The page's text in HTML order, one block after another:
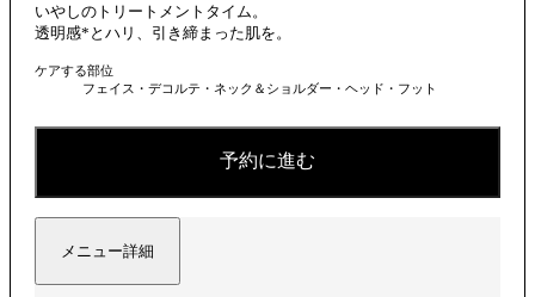
いやしのトリートメントタイム。
透明感*とハリ、引き締まった肌を。
ケアする部位
フェイス・デコルテ・ネック＆ショルダー・ヘッド・フット
予約に進む
メニュー詳細